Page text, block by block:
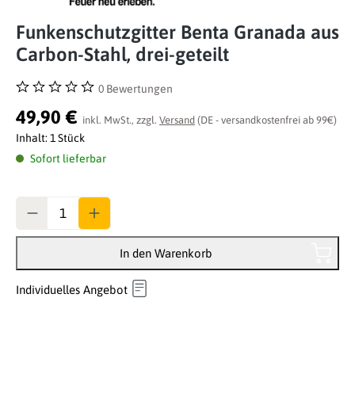
Funkenschutzgitter Benta Granada aus
Carbon-Stahl, drei-geteilt
Durchschnittliche Bewertung von 0 von 5 Sternen
0 Bewertungen
49,90 € inkl. MwSt., zzgl. Versand (DE - versandkostenfrei ab 99€)
Inhalt: 1 Stück
Sofort lieferbar
In den Warenkorb
Individuelles Angebot